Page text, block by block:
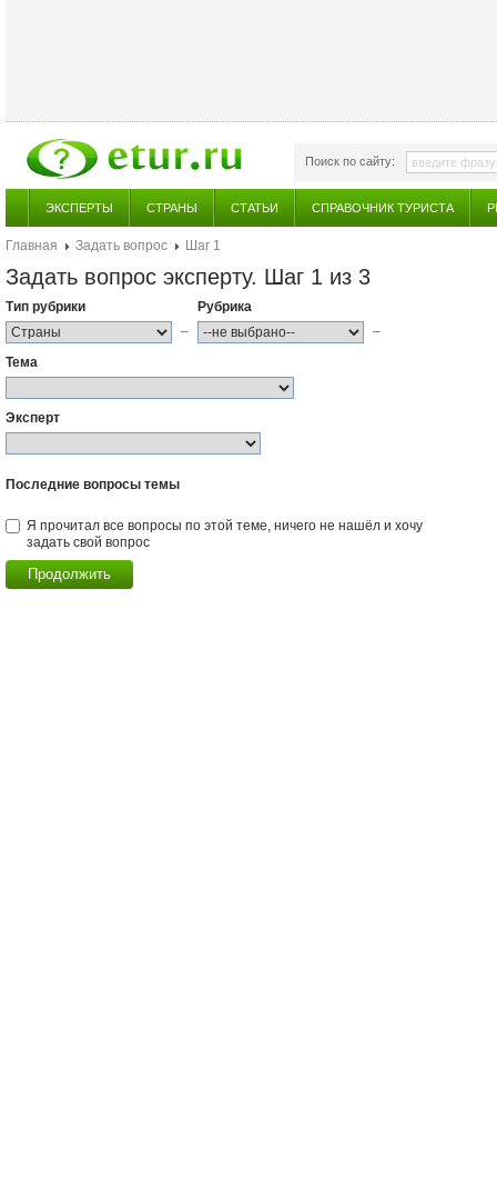
Поиск по сайту:
ЭКСПЕРТЫ СТРАНЫ СТАТЬИ СПРАВОЧНИК ТУРИСТА
Главная Задать вопрос Шаг 1
Задать вопрос эксперту. Шаг 1 из 3
Тип рубрики
–
Рубрика
–
Тема
Эксперт
Последние вопросы темы
Я прочитал все вопросы по этой теме, ничего не нашёл и хочу
задать свой вопрос
Продолжить